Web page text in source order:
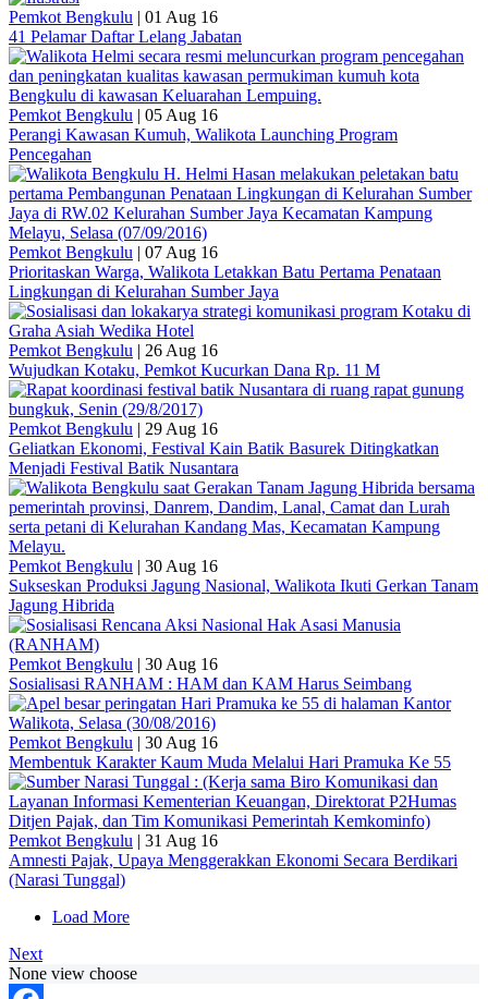
Pemkot Bengkulu | 01 Aug 16
41 Pelamar Daftar Lelang Jabatan
Pemkot Bengkulu | 05 Aug 16
Perangi Kawasan Kumuh, Walikota Launching Program
Pencegahan
Pemkot Bengkulu | 07 Aug 16
Prioritaskan Warga, Walikota Letakkan Batu Pertama Penataan
Lingkungan di Kelurahan Sumber Jaya
Pemkot Bengkulu | 26 Aug 16
Wujudkan Kotaku, Pemkot Kucurkan Dana Rp. 11 M
Pemkot Bengkulu | 29 Aug 16
Geliatkan Ekonomi, Festival Kain Batik Basurek Ditingkatkan
Menjadi Festival Batik Nusantara
Pemkot Bengkulu | 30 Aug 16
Sukseskan Produksi Jagung Nasional, Walikota Ikuti Gerkan Tanam
Jagung Hibrida
Pemkot Bengkulu | 30 Aug 16
Sosialisasi RANHAM : HAM dan KAM Harus Seimbang
Pemkot Bengkulu | 30 Aug 16
Membentuk Karakter Kaum Muda Melalui Hari Pramuka Ke 55
Pemkot Bengkulu | 31 Aug 16
Amnesti Pajak, Upaya Menggerakkan Ekonomi Secara Berdikari
(Narasi Tunggal)
Load More
Next
None view choose